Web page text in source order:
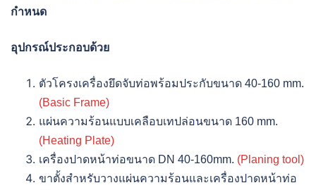
กำหนด
อุปกรณ์ประกอบด้วย
ตัวโครงเครื่องยึดจับท่อพร้อมประกับขนาด 40-160 mm.
(Basic Frame)
แผ่นความร้อนแบบเคลือบเทปล่อนขนาด 160 mm.
(Heating Plate)
เครื่องปาดหน้าท่อขนาด DN 40-160mm. (Planing tool)
ขาตั้งสำหรับวางแผ่นความร้อนและเครื่องปาดหน้าท่อ